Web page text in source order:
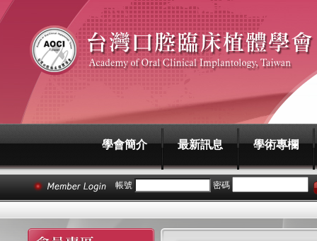
學會簡介 最新訊息 學術專欄
帳號 密碼